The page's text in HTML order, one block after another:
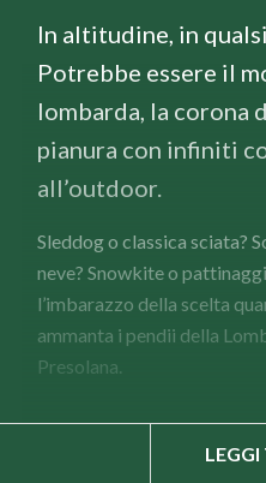
In altitudine, in
Potrebbe essere il
lombarda, la corona
pianura con infiniti
all’outdoor.
Sleddog o classica sciata?
neve? Snowkite o
l’imbarazzo della scelta
ammanta i pendii della
Presolana.